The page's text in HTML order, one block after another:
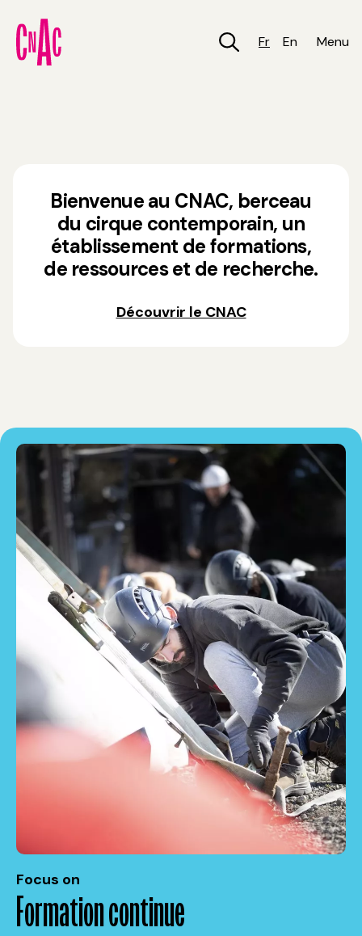
contenu
principal
Fr En Menu
Bienvenue au CNAC, berceau
du cirque contemporain, un
établissement de formations,
de ressources et de recherche.
Découvrir le CNAC
Focus on
Formation continue